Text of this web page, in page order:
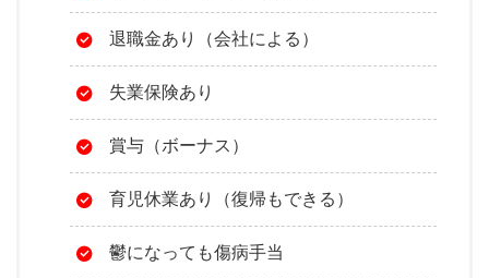
退職金あり（会社による）
失業保険あり
賞与（ボーナス）
育児休業あり（復帰もできる）
鬱になっても傷病手当